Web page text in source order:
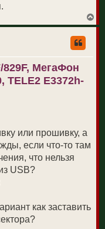
е
829F, МегаФон
TELE2 E3372h-
или прошивку, а
если что-то там
что нельзя
USB?
как заставить